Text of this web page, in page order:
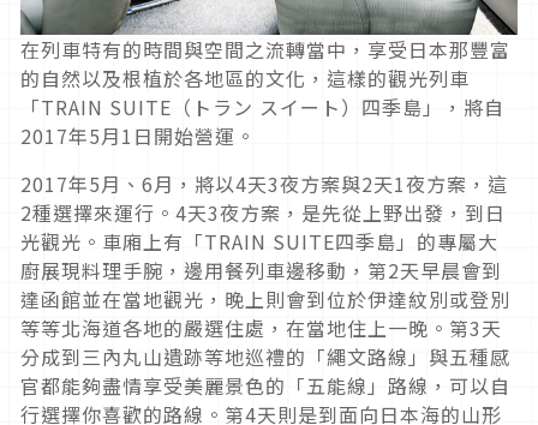
在列車特有的時間與空間之流轉當中，享受日本那豐富
的自然以及根植於各地區的文化，這樣的觀光列車
「TRAIN SUITE（トラン スイート）四季島」，將自
2017年5月1日開始營運。
2017年5月、6月，將以4天3夜方案與2天1夜方案，這
2種選擇來運行。4天3夜方案，是先從上野出發，到日
光觀光。車廂上有「TRAIN SUITE四季島」的專屬大
廚展現料理手腕，邊用餐列車邊移動，第2天早晨會到
達函館並在當地觀光，晚上則會到位於伊達紋別或登別
等等北海道各地的嚴選住處，在當地住上一晚。第3天
分成到三內丸山遺跡等地巡禮的「繩文路線」與五種感
官都能夠盡情享受美麗景色的「五能線」路線，可以自
行選擇你喜歡的路線。第4天則是到面向日本海的山形